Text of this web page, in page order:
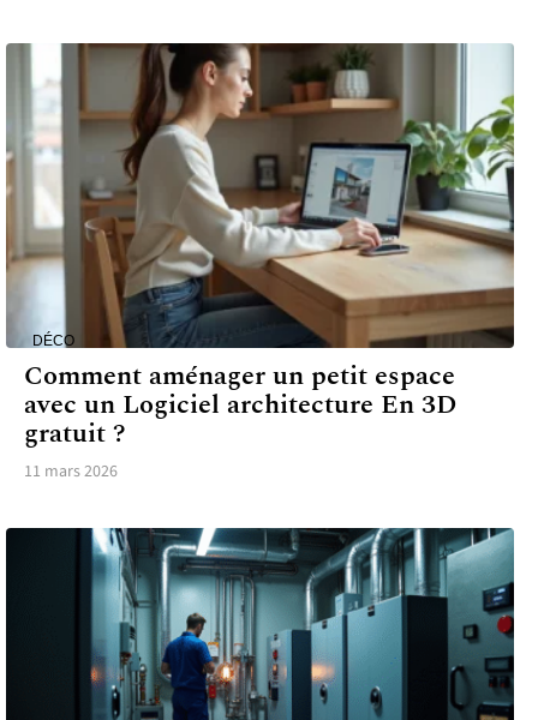
DÉCO
Comment aménager un petit espace
avec un Logiciel architecture En 3D
gratuit ?
11 mars 2026